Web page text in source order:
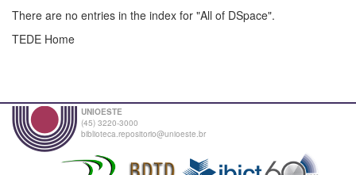
There are no entries in the index for "All of DSpace".
TEDE Home
UNIOESTE
(45) 3220-3000
biblioteca.repositorio@unioeste.br